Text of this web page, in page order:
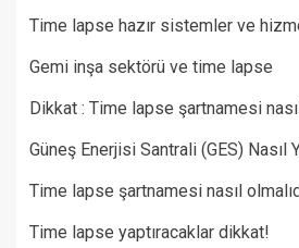
Time lapse hazır sistemler ve
Gemi inşa sektörü ve time lapse
Dikkat : Time lapse şartnamesi
Güneş Enerjisi Santrali (GES) Nasıl
Time lapse şartnamesi nasıl
Time lapse yaptıracaklar dikkat!